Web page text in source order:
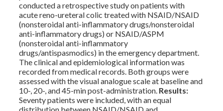
conducted a retrospective study on patients with
acute reno-ureteral colic treated with NSAID/NSAID
(nonsteroidal anti-inflammatory drugs/nonsteroidal
anti-inflammatory drugs) or NSAID/ASPM
(nonsteroidal anti-inflammatory
drugs/antispasmodics) in the emergency department.
The clinical and epidemiological information was
recorded from medical records. Both groups were
assessed with the visual analogue scale at baseline and
10-, 20-, and 45-min post-administration. Results:
Seventy patients were included, with an equal